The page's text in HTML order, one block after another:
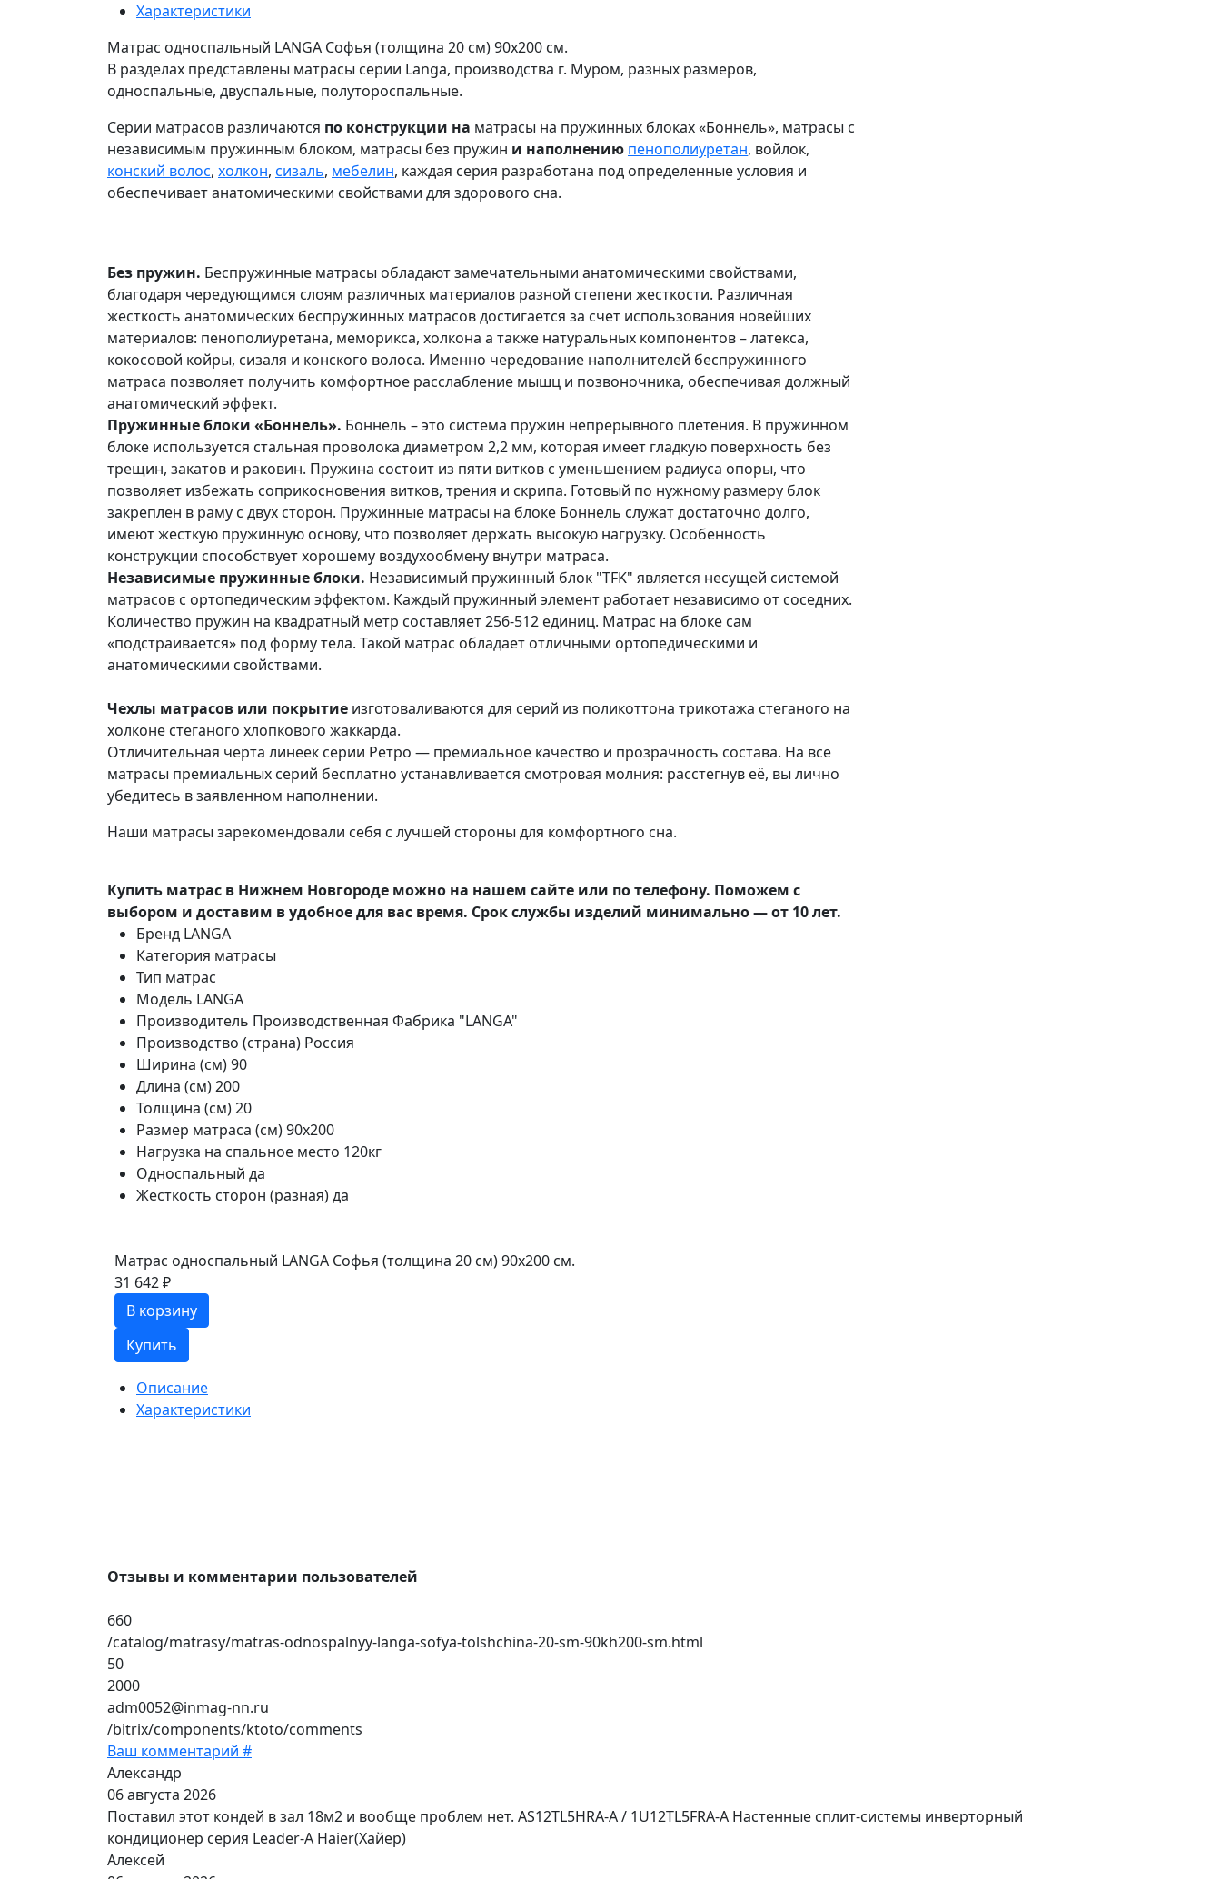
Характеристики
Матрас односпальный LANGA Софья (толщина 20 см) 90х200 см.
В разделах представлены матрасы серии Langa, производства г. Муром, разных размеров,
односпальные, двуспальные, полутороспальные.
Серии матрасов различаются по конструкции на матрасы на пружинных блоках «Боннель», матрасы с
независимым пружинным блоком, матрасы без пружин и наполнению пенополиуретан, войлок,
конский волос, холкон, сизаль, мебелин, каждая серия разработана под определенные условия и
обеспечивает анатомическими свойствами для здорового сна.
Без пружин. Беспружинные матрасы обладают замечательными анатомическими свойствами,
благодаря чередующимся слоям различных материалов разной степени жесткости. Различная
жесткость анатомических беспружинных матрасов достигается за счет использования новейших
материалов: пенополиуретана, меморикса, холкона а также натуральных компонентов – латекса,
кокосовой койры, сизаля и конского волоса. Именно чередование наполнителей беспружинного
матраса позволяет получить комфортное расслабление мышц и позвоночника, обеспечивая должный
анатомический эффект.
Пружинные блоки «Боннель». Боннель – это система пружин непрерывного плетения. В пружинном
блоке используется стальная проволока диаметром 2,2 мм, которая имеет гладкую поверхность без
трещин, закатов и раковин. Пружина состоит из пяти витков с уменьшением радиуса опоры, что
позволяет избежать соприкосновения витков, трения и скрипа. Готовый по нужному размеру блок
закреплен в раму с двух сторон. Пружинные матрасы на блоке Боннель служат достаточно долго,
имеют жесткую пружинную основу, что позволяет держать высокую нагрузку. Особенность
конструкции способствует хорошему воздухообмену внутри матраса.
Независимые пружинные блоки. Независимый пружинный блок "TFK" является несущей системой
матрасов с ортопедическим эффектом. Каждый пружинный элемент работает независимо от соседних.
Количество пружин на квадратный метр составляет 256-512 единиц. Матрас на блоке сам
«подстраивается» под форму тела. Такой матрас обладает отличными ортопедическими и
анатомическими свойствами.
Чехлы матрасов или покрытие изготоваливаются для серий из поликоттона трикотажа стеганого на
холконе стеганого хлопкового жаккарда.
Отличительная черта линеек серии Ретро — премиальное качество и прозрачность состава. На все
матрасы премиальных серий бесплатно устанавливается смотровая молния: расстегнув её, вы лично
убедитесь в заявленном наполнении.
Наши матрасы зарекомендовали себя с лучшей стороны для комфортного сна.
Купить матрас в Нижнем Новгороде можно на нашем сайте или по телефону. Поможем с
выбором и доставим в удобное для вас время. Срок службы изделий минимально — от 10 лет.
Бренд LANGA
Категория матрасы
Тип матрас
Модель LANGA
Производитель Производственная Фабрика "LANGA"
Производство (страна) Россия
Ширина (см)90
Длина (см)200
Толщина (см)20
Размер матраса (см)90х200
Нагрузка на спальное место 120кг
Односпальный да
Жесткость сторон (разная)да
Матрас односпальный LANGA Софья (толщина 20 см) 90х200 см.
31 642 ₽
В корзину
Купить
Описание
Характеристики
Отзывы и комментарии пользователей
660
/catalog/matrasy/matras-odnospalnyy-langa-sofya-tolshchina-20-sm-90kh200-sm.html
50
2000
adm0052@inmag-nn.ru
/bitrix/components/ktoto/comments
Ваш комментарий #
Александр
06 августа 2026
Поставил этот кондей в зал 18м2 и вообще проблем нет. AS12TL5HRA-A / 1U12TL5FRA-A Настенные сплит-системы инверторный
кондиционер серия Leader-A Haier(Хайер)
Алексей